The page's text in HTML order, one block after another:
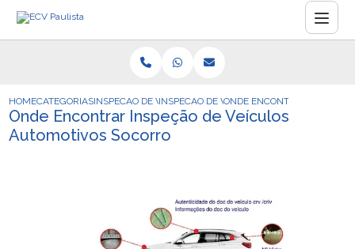
HOMECATEGORIASINSPECAO DE VEICULOSINSPECAO DE VEICULOS PARA VENDA
ONDE ENCONTRAR
Onde Encontrar Inspeção de Veículos
Automotivos Socorro